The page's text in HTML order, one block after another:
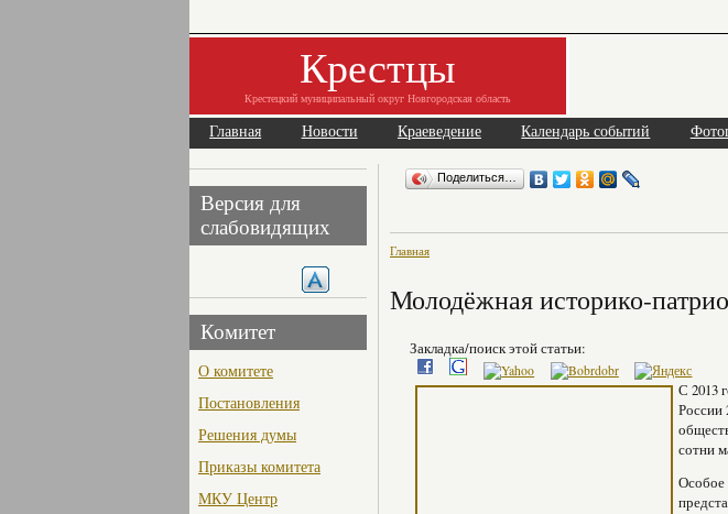
Крестцы
Крестецкий муниципальный округ Новгородская область
Главная Новости Краеведение Календарь событий
Версия для
слабовидящих
Комитет
О комитете
Постановления
Решения думы
Приказы комитета
МКУ Центр
Поделиться…
Главная
Молодёжная историко-
Закладка/поиск этой статьи:
С 2013
России
сотни
Особое